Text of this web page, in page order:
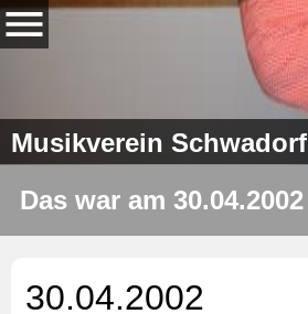
Musikverein Schwadorf
Das war am 30.04.2002
30.04.2002